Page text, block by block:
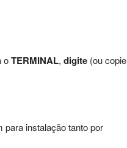
oTERMINAL, digite (ou copie
para instalação tanto por